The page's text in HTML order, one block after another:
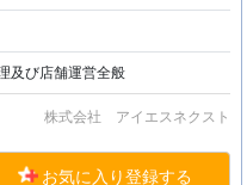
及び店舗運営全般
株式会社 アイエスネクスト
お気に入り登録する